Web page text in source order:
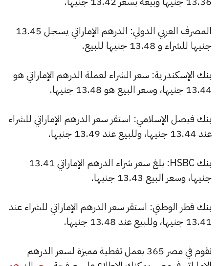
المصرف العربي الدولي: الدرهم الإماراتي يسجل 13.45
جنيها للشراء و 13.48 جنيها للبيع.
بنك الإسكندرية: سعر الشراء لعملة الدرهم الإماراتي هو
13.44 جنيها، وسعر البيع هو 13.48 جنيها.
بنك فيصل الإسلامي: استقر سعر الدرهم الإماراتي للشراء
عند 13.44 جنيها، وللبيع عند 13.49 جنيها.
بنك HSBC: بلغ سعر شراء الدرهم الإماراتي 13.41
جنيها، وسعر البيع 13.43 جنيها.
بنك قطر الوطني: استقر سعر الدرهم الإماراتي للشراء عند
13.41 جنيها، وللبيع عند 13.48 جنيها.
نقوم في مصر 365 بعمل تغطية مميزة لسعر الدرهم